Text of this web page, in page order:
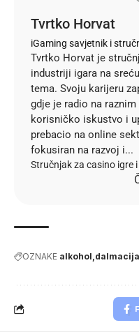
Tvrtko Horvat
iGaming savjetnik i
Tvrtko Horvat je
industriji igara na
tema. Svoju karijeru
gdje je radio na
korisničko iskustvo i
prebacio na online
fokusiran na razvoj i...
Stručnjak za casino igre
OZNAKE alkohol